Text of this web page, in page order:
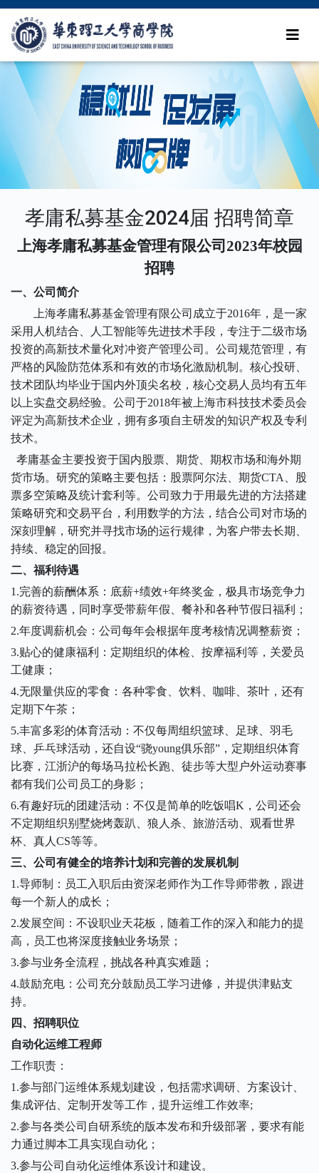
孝庸私募基金2024届 招聘简章
上海孝庸私募基金管理有限公司 2023年校园
招聘
一、公司简介
上海孝庸私募基金管理有限公司成立于2016年，是一家
采用人机结合、人工智能等先进技术手段，专注于二级市场
投资的高新技术量化对冲资产管理公司。公司规范管理，有
严格的风险防范体系和有效的市场化激励机制。核心投研、
技术团队均毕业于国内外顶尖名校，核心交易人员均有五年
以上实盘交易经验。公司于2018年被上海市科技技术委员会
评定为高新技术企业，拥有多项自主研发的知识产权及专利
技术。
孝庸基金主要投资于国内股票、期货、期权市场和海外期
货市场。研究的策略主要包括：股票阿尔法、期货CTA、股
票多空策略及统计套利等。公司致力于用最先进的方法搭建
策略研究和交易平台，利用数学的方法，结合公司对市场的
深刻理解，研究并寻找市场的运行规律，为客户带去长期、
持续、稳定的回报。
二、 福利待遇
1 .完善的薪酬体系：底薪+绩效+年终奖金，极具市场竞争力
的薪资待遇，同时享受带薪年假、餐补和各种节假日福利；
2.年度调薪机会：公司每年会根据年度考核情况调整薪资；
3.贴心的健康福利：定期组织的体检、按摩福利等，关爱员
工健康；
4.无限量供应的零食：各种零食、饮料、咖啡、茶叶，还有
定期下午茶；
5.丰富多彩的体育活动：不仅每周组织篮球、足球、羽毛
球、乒乓球活动，还自设“骁young俱乐部”，定期组织体育
比赛，江浙沪的每场马拉松长跑、徒步等大型户外运动赛事
都有我们公司员工的身影；
6.有趣好玩的团建活动：不仅是简单的吃饭唱K，公司还会
不定期组织别墅烧烤轰趴、狼人杀、旅游活动、观看世界
杯、真人CS等等。
三、 公司有健全的培养计划和完善的发展机制
1 .导师制：员工入职后由资深老师作为工作导师带教，跟进
每一个新人的成长；
2.发展空间：不设职业天花板，随着工作的深入和能力的提
高， 员工也将深度接触业务场景；
3.参与业务全流程，挑战各种真实难题；
4.鼓励充电：公司充分鼓励员工学习进修，并提供津贴支
持。
四、招聘职位
自动化运维工程师
工作职责：
1.参与部门运维体系规划建设，包括需求调研、方案设计、
集成评估、定制开发等工作，提升运维工作效率;
2.参与各类公司自研系统的版本发布和升级部署，要求有能
力通过脚本工具实现自动化；
3.参与公司自动化运维体系设计和建设。